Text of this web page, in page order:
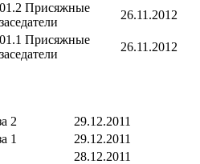
01.2 Присяжные
заседатели
26.11.2012
01.1 Присяжные
заседатели
26.11.2012
2
29.12.2011
1
29.12.2011
28.12.2011